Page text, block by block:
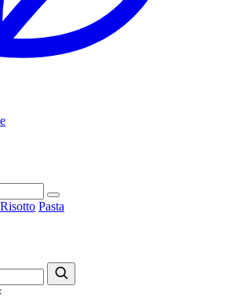
Risotto Pasta